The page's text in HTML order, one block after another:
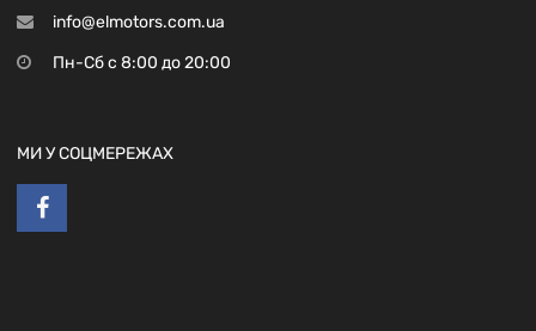
info@elmotors.com.ua
Пн-Сб с 8:00 до 20:00
МИ У СОЦМЕРЕЖАХ